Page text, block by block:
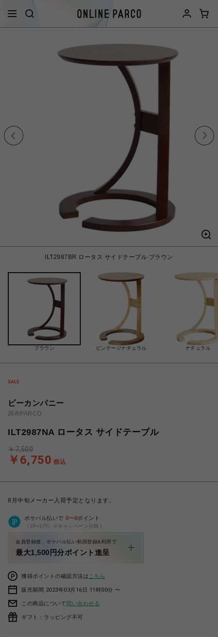
ILT2987BR ロータス サイドテーブル ブラウン
ブラウン ビンテージナチュラル ナチュラル
ビーカンパニー
調布PARCO
ILT2987NA ロータス サイドテーブル
￥6,750 税込
￥7,500
8月中旬メーカー入荷予定となります。
ポケパル払いで 0〜0ポイント
（1P=1円）※キャンペーン分除く
会員登録後、ポケパル払い初回登録&利用で
最大1,500円分ポイント進呈
獲得ポイントの確認方法は こちら
販売期間 2023年03月16日 11時00分 〜
この商品について問い合わせる
ギフト：ラッピング不可